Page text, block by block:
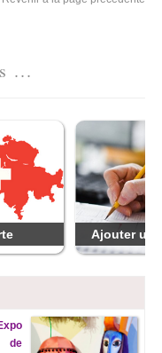
...
Ajouter
de